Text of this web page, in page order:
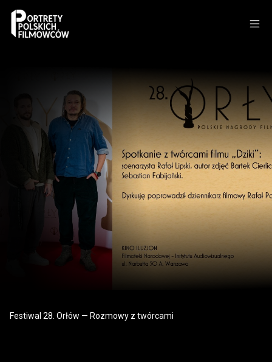
Festiwal 28. Orłów — Rozmowy z twórcami